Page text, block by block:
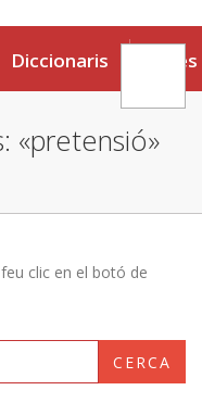
Diccionaris Eines
«pretensió»
clic en el botó de
CERCA